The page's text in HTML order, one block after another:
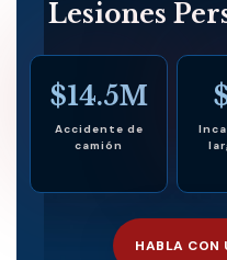
Lesiones
$14.5M
Accidente de
camión
HABLA CON